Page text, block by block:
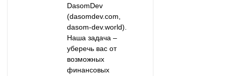
DasomDev
(dasomdev.com,
dasom-dev.world).
Наша задача –
уберечь вас от
возможных
финансовых